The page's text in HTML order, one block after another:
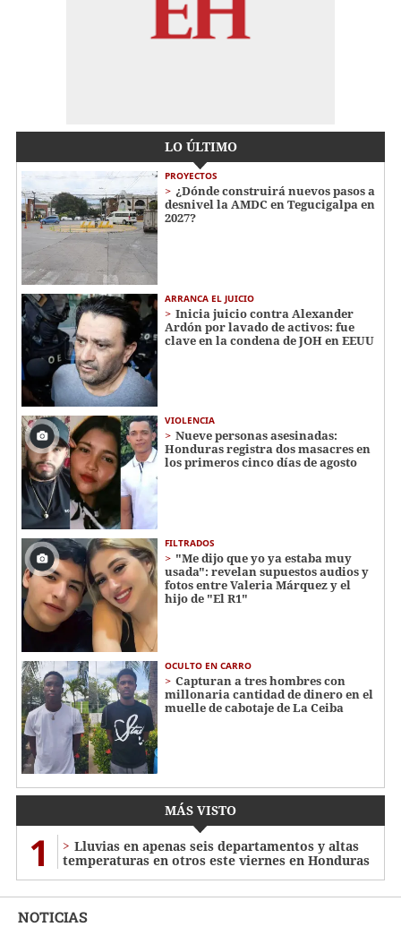
LO ÚLTIMO
PROYECTOS
¿Dónde construirá nuevos pasos a
desnivel la AMDC en Tegucigalpa en
2027?
ARRANCA EL JUICIO
Inicia juicio contra Alexander
Ardón por lavado de activos: fue
clave en la condena de JOH en EEUU
VIOLENCIA
Nueve personas asesinadas:
Honduras registra dos masacres en
los primeros cinco días de agosto
FILTRADOS
"Me dijo que yo ya estaba muy
usada": revelan supuestos audios y
fotos entre Valeria Márquez y el
hijo de "El R1"
OCULTO EN CARRO
Capturan a tres hombres con
millonaria cantidad de dinero en el
muelle de cabotaje de La Ceiba
MÁS VISTO
1
Lluvias en apenas seis departamentos y altas
temperaturas en otros este viernes en Honduras
NOTICIAS